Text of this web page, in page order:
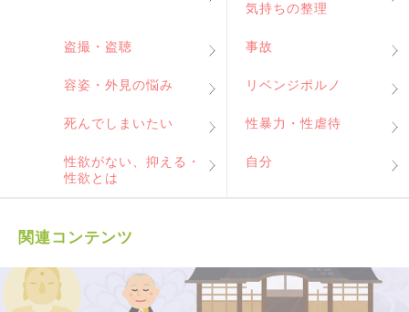
気持ちの整理
盗撮・盗聴 事故
容姿・外見の悩み リベンジポルノ
死んでしまいたい 性暴力・性虐待
性欲がない、抑える・
性欲とは
自分
関連コンテンツ